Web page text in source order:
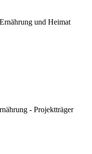
und Heimat
- Projektträger